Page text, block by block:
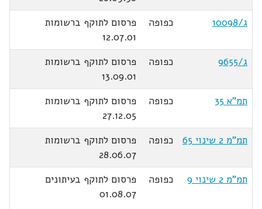
ג/10098
כפופה
פרסום לתוקף ברשומות
12.07.01
ג/9655
כפופה
פרסום לתוקף ברשומות
13.09.01
תמ"א 35
כפופה
פרסום לתוקף ברשומות
27.12.05
תמ"מ 2 שינוי 65
כפופה
פרסום לתוקף ברשומות
28.06.07
תמ"מ 2 שינוי 9
כפופה
פרסום לתוקף בעיתונים
01.08.07